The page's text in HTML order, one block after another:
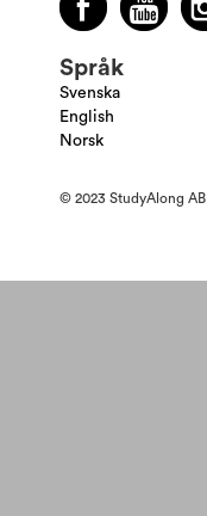
Språk
Svenska
English
Norsk
© 2023 StudyAlong AB